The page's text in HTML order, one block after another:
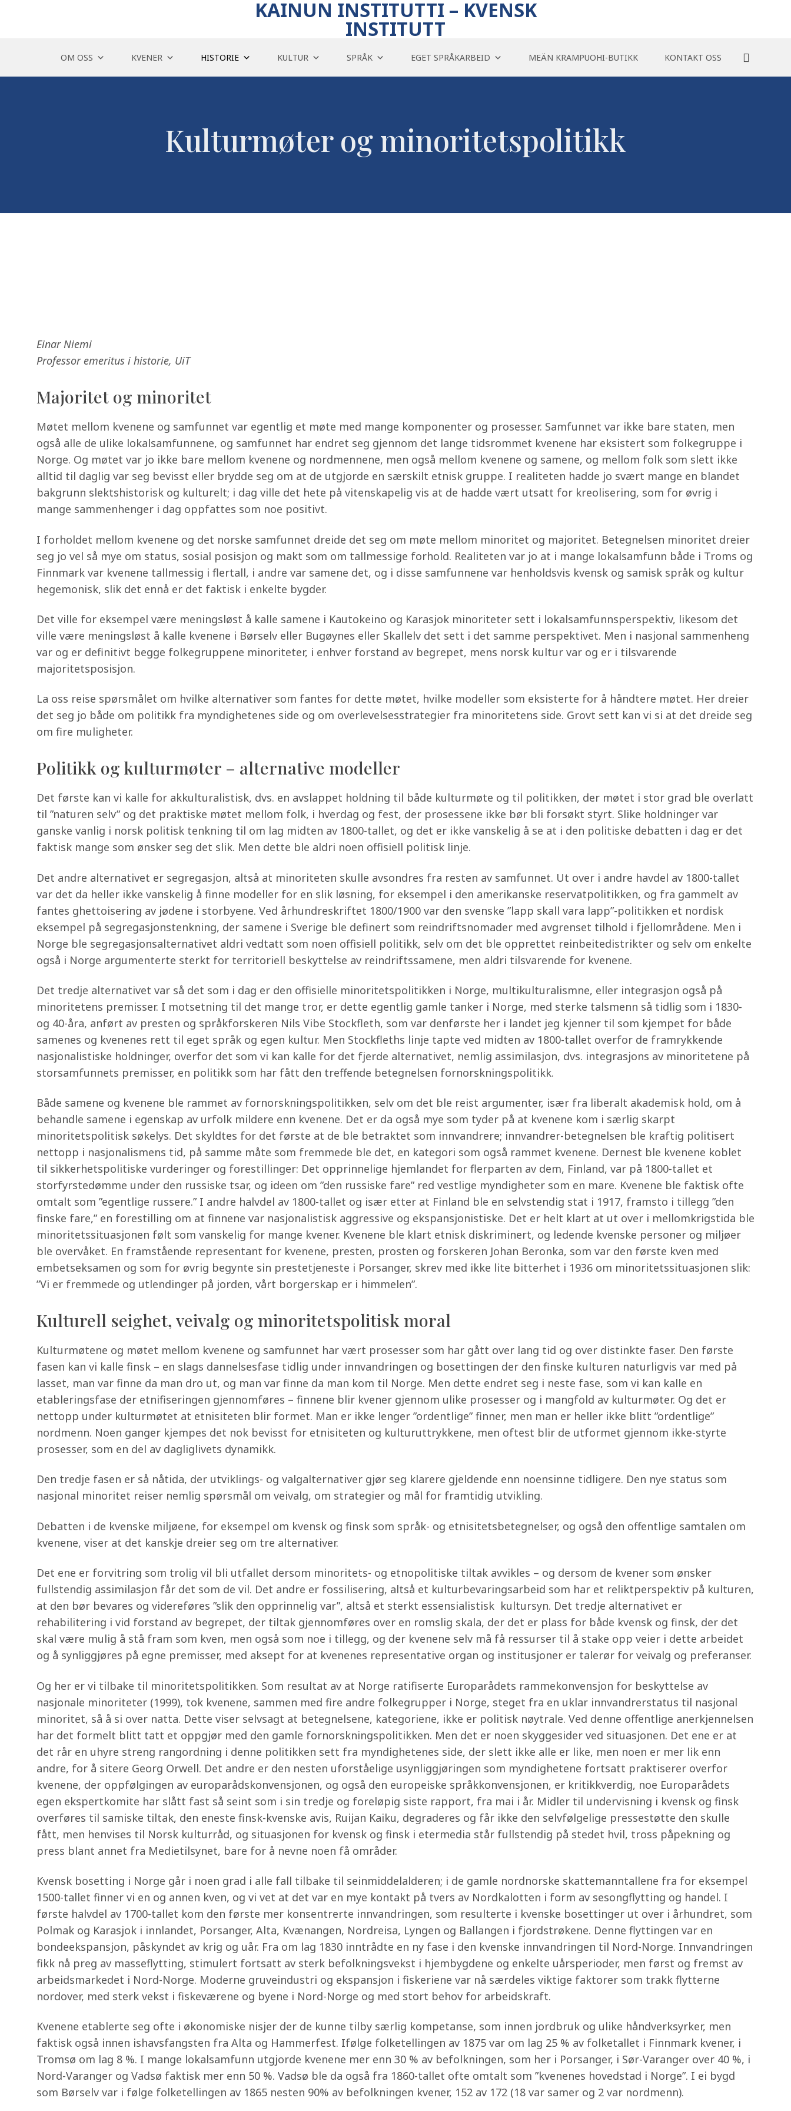
KAINUN INSTITUTTI – KVENSK
INSTITUTT
OM OSS KVENER HISTORIE KULTUR SPRÅK EGET SPRÅKARBEID MEÄN KRAMPUOHI-BUTIKK KONTAKT OSS
Kulturmøter og minoritetspolitikk
Einar Niemi
Professor emeritus i historie, UiT
Majoritet og minoritet
Møtet mellom kvenene og samfunnet var egentlig et møte med mange komponenter og prosesser. Samfunnet var ikke bare staten, men
også alle de ulike lokalsamfunnene, og samfunnet har endret seg gjennom det lange tidsrommet kvenene har eksistert som folkegruppe i
Norge. Og møtet var jo ikke bare mellom kvenene og nordmennene, men også mellom kvenene og samene, og mellom folk som slett ikke
alltid til daglig var seg bevisst eller brydde seg om at de utgjorde en særskilt etnisk gruppe. I realiteten hadde jo svært mange en blandet
bakgrunn slektshistorisk og kulturelt; i dag ville det hete på vitenskapelig vis at de hadde vært utsatt for kreolisering, som for øvrig i
mange sammenhenger i dag oppfattes som noe positivt.
I forholdet mellom kvenene og det norske samfunnet dreide det seg om møte mellom minoritet og majoritet. Betegnelsen minoritet dreier
seg jo vel så mye om status, sosial posisjon og makt som om tallmessige forhold. Realiteten var jo at i mange lokalsamfunn både i Troms og
Finnmark var kvenene tallmessig i flertall, i andre var samene det, og i disse samfunnene var henholdsvis kvensk og samisk språk og kultur
hegemonisk, slik det ennå er det faktisk i enkelte bygder.
Det ville for eksempel være meningsløst å kalle samene i Kautokeino og Karasjok minoriteter sett i lokalsamfunnsperspektiv, likesom det
ville være meningsløst å kalle kvenene i Børselv eller Bugøynes eller Skallelv det sett i det samme perspektivet. Men i nasjonal sammenheng
var og er definitivt begge folkegruppene minoriteter, i enhver forstand av begrepet, mens norsk kultur var og er i tilsvarende
majoritetsposisjon.
La oss reise spørsmålet om hvilke alternativer som fantes for dette møtet, hvilke modeller som eksisterte for å håndtere møtet. Her dreier
det seg jo både om politikk fra myndighetenes side og om overlevelsesstrategier fra minoritetens side. Grovt sett kan vi si at det dreide seg
om fire muligheter.
Politikk og kulturmøter – alternative modeller
Det første kan vi kalle for akkulturalistisk, dvs. en avslappet holdning til både kulturmøte og til politikken, der møtet i stor grad ble overlatt
til ”naturen selv” og det praktiske møtet mellom folk, i hverdag og fest, der prosessene ikke bør bli forsøkt styrt. Slike holdninger var
ganske vanlig i norsk politisk tenkning til om lag midten av 1800-tallet, og det er ikke vanskelig å se at i den politiske debatten i dag er det
faktisk mange som ønsker seg det slik. Men dette ble aldri noen offisiell politisk linje.
Det andre alternativet er segregasjon, altså at minoriteten skulle avsondres fra resten av samfunnet. Ut over i andre havdel av 1800-tallet
var det da heller ikke vanskelig å finne modeller for en slik løsning, for eksempel i den amerikanske reservatpolitikken, og fra gammelt av
fantes ghettoisering av jødene i storbyene. Ved århundreskriftet 1800/1900 var den svenske ”lapp skall vara lapp”-politikken et nordisk
eksempel på segregasjonstenkning, der samene i Sverige ble definert som reindriftsnomader med avgrenset tilhold i fjellområdene. Men i
Norge ble segregasjonsalternativet aldri vedtatt som noen offisiell politikk, selv om det ble opprettet reinbeitedistrikter og selv om enkelte
også i Norge argumenterte sterkt for territoriell beskyttelse av reindriftssamene, men aldri tilsvarende for kvenene.
Det tredje alternativet var så det som i dag er den offisielle minoritetspolitikken i Norge, multikulturalismne, eller integrasjon også på
minoritetens premisser. I motsetning til det mange tror, er dette egentlig gamle tanker i Norge, med sterke talsmenn så tidlig som i 1830-
og 40-åra, anført av presten og språkforskeren Nils Vibe Stockfleth, som var denførste her i landet jeg kjenner til som kjempet for både
samenes og kvenenes rett til eget språk og egen kultur. Men Stockfleths linje tapte ved midten av 1800-tallet overfor de framrykkende
nasjonalistiske holdninger, overfor det som vi kan kalle for det fjerde alternativet, nemlig assimilasjon, dvs. integrasjons av minoritetene på
storsamfunnets premisser, en politikk som har fått den treffende betegnelsen fornorskningspolitikk.
Både samene og kvenene ble rammet av fornorskningspolitikken, selv om det ble reist argumenter, især fra liberalt akademisk hold, om å
behandle samene i egenskap av urfolk mildere enn kvenene. Det er da også mye som tyder på at kvenene kom i særlig skarpt
minoritetspolitisk søkelys. Det skyldtes for det første at de ble betraktet som innvandrere; innvandrer-betegnelsen ble kraftig politisert
nettopp i nasjonalismens tid, på samme måte som fremmede ble det, en kategori som også rammet kvenene. Dernest ble kvenene koblet
til sikkerhetspolitiske vurderinger og forestillinger: Det opprinnelige hjemlandet for flerparten av dem, Finland, var på 1800-tallet et
storfyrstedømme under den russiske tsar, og ideen om ”den russiske fare” red vestlige myndigheter som en mare. Kvenene ble faktisk ofte
omtalt som ”egentlige russere.” I andre halvdel av 1800-tallet og især etter at Finland ble en selvstendig stat i 1917, framsto i tillegg ”den
finske fare,” en forestilling om at finnene var nasjonalistisk aggressive og ekspansjonistiske. Det er helt klart at ut over i mellomkrigstida ble
minoritetssituasjonen følt som vanskelig for mange kvener. Kvenene ble klart etnisk diskriminert, og ledende kvenske personer og miljøer
ble overvåket. En framstående representant for kvenene, presten, prosten og forskeren Johan Beronka, som var den første kven med
embetseksamen og som for øvrig begynte sin prestetjeneste i Porsanger, skrev med ikke lite bitterhet i 1936 om minoritetssituasjonen slik:
”Vi er fremmede og utlendinger på jorden, vårt borgerskap er i himmelen”.
Kulturell seighet, veivalg og minoritetspolitisk moral
Kulturmøtene og møtet mellom kvenene og samfunnet har vært prosesser som har gått over lang tid og over distinkte faser. Den første
fasen kan vi kalle finsk – en slags dannelsesfase tidlig under innvandringen og bosettingen der den finske kulturen naturligvis var med på
lasset, man var finne da man dro ut, og man var finne da man kom til Norge. Men dette endret seg i neste fase, som vi kan kalle en
etableringsfase der etnifiseringen gjennomføres – finnene blir kvener gjennom ulike prosesser og i mangfold av kulturmøter. Og det er
nettopp under kulturmøtet at etnisiteten blir formet. Man er ikke lenger ”ordentlige” finner, men man er heller ikke blitt ”ordentlige”
nordmenn. Noen ganger kjempes det nok bevisst for etnisiteten og kulturuttrykkene, men oftest blir de utformet gjennom ikke-styrte
prosesser, som en del av dagliglivets dynamikk.
Den tredje fasen er så nåtida, der utviklings- og valgalternativer gjør seg klarere gjeldende enn noensinne tidligere. Den nye status som
nasjonal minoritet reiser nemlig spørsmål om veivalg, om strategier og mål for framtidig utvikling.
Debatten i de kvenske miljøene, for eksempel om kvensk og finsk som språk- og etnisitetsbetegnelser, og også den offentlige samtalen om
kvenene, viser at det kanskje dreier seg om tre alternativer.
Det ene er forvitring som trolig vil bli utfallet dersom minoritets- og etnopolitiske tiltak avvikles – og dersom de kvener som ønsker
fullstendig assimilasjon får det som de vil. Det andre er fossilisering, altså et kulturbevaringsarbeid som har et reliktperspektiv på kulturen,
at den bør bevares og videreføres ”slik den opprinnelig var”, altså et sterkt essensialistisk kultursyn. Det tredje alternativet er
rehabilitering i vid forstand av begrepet, der tiltak gjennomføres over en romslig skala, der det er plass for både kvensk og finsk, der det
skal være mulig å stå fram som kven, men også som noe i tillegg, og der kvenene selv må få ressurser til å stake opp veier i dette arbeidet
og å synliggjøres på egne premisser, med aksept for at kvenenes representative organ og institusjoner er talerør for veivalg og preferanser.
Og her er vi tilbake til minoritetspolitikken. Som resultat av at Norge ratifiserte Europarådets rammekonvensjon for beskyttelse av
nasjonale minoriteter (1999), tok kvenene, sammen med fire andre folkegrupper i Norge, steget fra en uklar innvandrerstatus til nasjonal
minoritet, så å si over natta. Dette viser selvsagt at betegnelsene, kategoriene, ikke er politisk nøytrale. Ved denne offentlige anerkjennelsen
har det formelt blitt tatt et oppgjør med den gamle fornorskningspolitikken. Men det er noen skyggesider ved situasjonen. Det ene er at
det rår en uhyre streng rangordning i denne politikken sett fra myndighetenes side, der slett ikke alle er like, men noen er mer lik enn
andre, for å sitere Georg Orwell. Det andre er den nesten uforståelige usynliggjøringen som myndighetene fortsatt praktiserer overfor
kvenene, der oppfølgingen av europarådskonvensjonen, og også den europeiske språkkonvensjonen, er kritikkverdig, noe Europarådets
egen ekspertkomite har slått fast så seint som i sin tredje og foreløpig siste rapport, fra mai i år. Midler til undervisning i kvensk og finsk
overføres til samiske tiltak, den eneste finsk-kvenske avis, Ruijan Kaiku, degraderes og får ikke den selvfølgelige pressestøtte den skulle
fått, men henvises til Norsk kulturråd, og situasjonen for kvensk og finsk i etermedia står fullstendig på stedet hvil, tross påpekning og
press blant annet fra Medietilsynet, bare for å nevne noen få områder.
Kvensk bosetting i Norge går i noen grad i alle fall tilbake til seinmiddelalderen; i de gamle nordnorske skattemanntallene fra for eksempel
1500-tallet finner vi en og annen kven, og vi vet at det var en mye kontakt på tvers av Nordkalotten i form av sesongflytting og handel. I
første halvdel av 1700-tallet kom den første mer konsentrerte innvandringen, som resulterte i kvenske bosettinger ut over i århundret, som
Polmak og Karasjok i innlandet, Porsanger, Alta, Kvænangen, Nordreisa, Lyngen og Ballangen i fjordstrøkene. Denne flyttingen var en
bondeekspansjon, påskyndet av krig og uår. Fra om lag 1830 inntrådte en ny fase i den kvenske innvandringen til Nord-Norge. Innvandringen
fikk nå preg av masseflytting, stimulert fortsatt av sterk befolkningsvekst i hjembygdene og enkelte uårsperioder, men først og fremst av
arbeidsmarkedet i Nord-Norge. Moderne gruveindustri og ekspansjon i fiskeriene var nå særdeles viktige faktorer som trakk flytterne
nordover, med sterk vekst i fiskeværene og byene i Nord-Norge og med stort behov for arbeidskraft.
Kvenene etablerte seg ofte i økonomiske nisjer der de kunne tilby særlig kompetanse, som innen jordbruk og ulike håndverksyrker, men
faktisk også innen ishavsfangsten fra Alta og Hammerfest. Ifølge folketellingen av 1875 var om lag 25 % av folketallet i Finnmark kvener, i
Tromsø om lag 8 %. I mange lokalsamfunn utgjorde kvenene mer enn 30 % av befolkningen, som her i Porsanger, i Sør-Varanger over 40 %, i
Nord-Varanger og Vadsø faktisk mer enn 50 %. Vadsø ble da også fra 1860-tallet ofte omtalt som ”kvenenes hovedstad i Norge”. I ei bygd
som Børselv var i følge folketellingen av 1865 nesten 90% av befolkningen kvener, 152 av 172 (18 var samer og 2 var nordmenn).